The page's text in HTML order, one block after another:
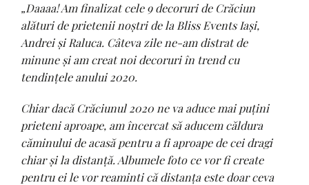
„Daaaa! Am finalizat cele 9 decoruri de Crăciun
alături de prietenii noștri de la Bliss Events Iași,
Andrei și Raluca. Câteva zile ne-am distrat de
minune și am creat noi decoruri în trend cu
tendințele anului 2020.
Chiar dacă Crăciunul 2020 ne va aduce mai puțini
prieteni aproape, am încercat să aducem căldura
căminului de acasă pentru a fi aproape de cei dragi
chiar și la distanță. Albumele foto ce vor fi create
pentru ei le vor reaminti că distanța este doar ceva